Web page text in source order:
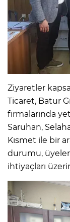
Ziyaretler
Ticaret, Batur
firmalarında
Saruhan,
Kısmet ile bir
durumu,
ihtiyaçları